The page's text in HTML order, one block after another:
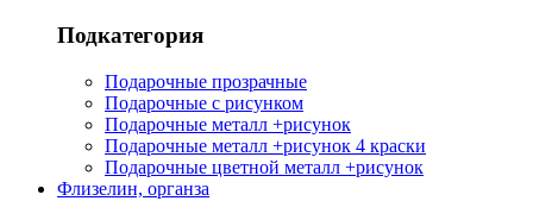
Подкатегория
Подарочные прозрачные
Подарочные с рисунком
Подарочные металл +рисунок
Подарочные металл +рисунок 4 краски
Подарочные цветной металл +рисунок
Флизелин, органза